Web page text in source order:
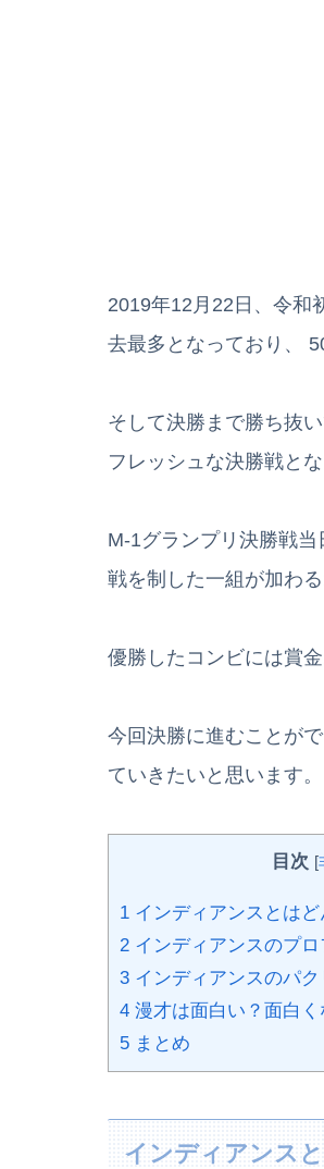
2019年12月22日、令和
去最多となっており、
そして決勝まで勝ち抜
フレッシュな決勝戦と
M-1グランプリ決勝戦
戦を制した一組が加わ
優勝したコンビには賞
今回決勝に進むことが
ていきたいと思います。
目次 [
1 インディアンスとはど
2 インディアンスのプ
3 インディアンスのパ
4 漫才は面白い？面白
5 まとめ
インディアンス